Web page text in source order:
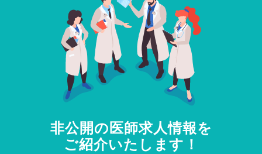
非公開の医師求人情報を
ご紹介いたします！